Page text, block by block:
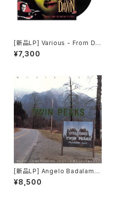
[新品LP] Various - From Du
sk Till Dawn (Music From
The Motion Picture) / フロ
¥7,300
[新品LP] Angelo Badalame
nti - Music From Twin Pea
¥8,500